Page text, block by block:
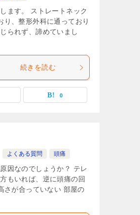
ます。 ストレートネック
り、整形外科に通っており
られず、諦めていまし
続きを読む
0
よくある質問 頭痛
因なのでしょうか？ テレ
もいれば、逆に頭痛の回
さが合っていない 部屋の